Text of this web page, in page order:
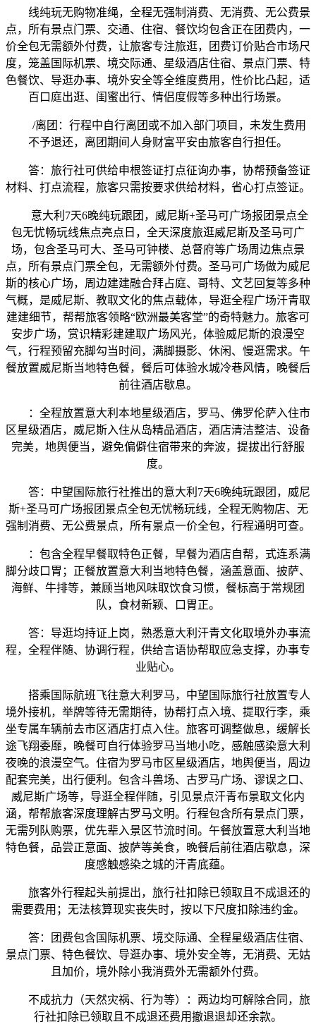
线纯玩无购物准绳，全程无强制消费、无消费、无公费景
点，所有景点门票、交通、住宿、餐饮均包含正在团费内，一
价全包无需额外付费，让旅客专注旅逛，团费订价贴合市场尺
度，笼盖国际机票、境交际通、星级酒店住宿、景点门票、特
色餐饮、导逛办事、境外安全等全维度费用，性价比凸起，适
百口庭出逛、闺蜜出行、情侣度假等多种出行场景。
/离团：行程中自行离团或不加入部门项目，未发生费用
不予退还，离团期间人身财富平安由旅客自行担任。
答：旅行社可供给申根签证打点征询办事，协帮预备签证
材料、打点流程，旅客只需按要求供给材料，省心打点签证。
意大利7天6晚纯玩跟团，威尼斯+圣马可广场报团景点全
包无忧畅玩线焦点亮点日，全天深度旅逛威尼斯及圣马可广
场，包含圣马可大、圣马可钟楼、总督府等广场周边焦点景
点，所有景点门票全包，无需额外付费。圣马可广场做为威尼
斯的核心广场，周边建建融合拜占庭、哥特、文艺回复等多种
气概，是威尼斯、教取文化的焦点载体，导逛全程广场汗青取
建建细节，帮帮旅客领略“欧洲最美客堂”的奇特魅力。旅客可
安步广场，赏识精彩建建取广场风光，体验威尼斯的浪漫空
气，行程预留充脚勾当时间，满脚摄影、休闲、慢逛需求。午
餐放置威尼斯当地特色餐，餐后可体验水城冷巷风情，晚餐后
前往酒店歇息。
：全程放置意大利本地星级酒店，罗马、佛罗伦萨入住市
区星级酒店，威尼斯入住从岛精品酒店，酒店清洁整洁、设备
完美，地舆便当，避免偏僻住宿带来的奔波，提拔出行舒服
度。
答：中望国际旅行社推出的意大利7天6晚纯玩跟团，威尼
斯+圣马可广场报团景点全包无忧畅玩线，全程无购物店、无
强制消费、无公费景点，所有景点一价全包，行程通明可查。
：包含全程早餐取特色正餐，早餐为酒店自帮，式连系满
脚分歧口胃；正餐放置意大利当地特色餐，涵盖意面、披萨、
海鲜、牛排等，兼顾当地风味取饮食习惯，餐标高于常规团
队，食材新颖、口胃正。
答：导逛均持证上岗，熟悉意大利汗青文化取境外办事流
程，全程伴随、协调行程，供给言语协帮取应急支撑，办事专
业贴心。
搭乘国际航班飞往意大利罗马，中望国际旅行社放置专人
境外接机，举牌等待无需期待，协帮打点入境、提取行李，乘
坐专属车辆前去市区酒店打点入住。旅客可调整做息，缓解长
途飞翔委靡，晚餐可自行体验罗马当地小吃，感触感染意大利
夜晚的浪漫空气。住宿为罗马市区星级酒店，地舆便当，周边
配套完美，出行便利。包含斗兽场、古罗马广场、谬误之口、
威尼斯广场等，导逛全程伴随，引见景点汗青布景取文化内
涵，帮帮旅客深度理解古罗马文明。行程包含所有景点门票，
无需列队购票，优先辈入景区节流时间。午餐放置意大利当地
特色餐，品尝正意面、披萨等美食，晚餐后前往酒店歇息，深
度感触感染之城的汗青底蕴。
旅客外行程起头前提出，旅行社扣除已领取且不成退还的
需要费用；无法核算现实丧失时，按以下尺度扣除违约金。
答：团费包含国际机票、境交际通、全程星级酒店住宿、
景点门票、特色餐饮、导逛办事、境外安全等，无消费、无姑
且加价，境外除小我消费外无需额外付费。
不成抗力（天然灾祸、行为等）：两边均可解除合同，旅
行社扣除已领取且不成退还费用撤退退却还余款。